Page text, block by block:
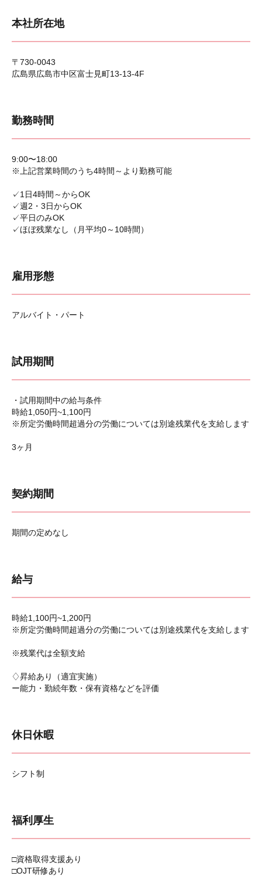
本社所在地
〒730-0043
広島県広島市中区富士見町13-13-4F
勤務時間
9:00〜18:00
※上記営業時間のうち4時間～より勤務可能
✓1日4時間～からOK
✓週2・3日からOK
✓平日のみOK
✓ほぼ残業なし（月平均0～10時間）
雇用形態
アルバイト・パート
試用期間
・試用期間中の給与条件
時給1,050円~1,100円
※所定労働時間超過分の労働については別途残業代を支給します
3ヶ月
契約期間
期間の定めなし
給与
時給1,100円~1,200円
※所定労働時間超過分の労働については別途残業代を支給します
※残業代は全額支給
♢昇給あり（適宜実施）
ー能力・勤続年数・保有資格などを評価
休日休暇
シフト制
福利厚生
□資格取得支援あり
□OJT研修あり